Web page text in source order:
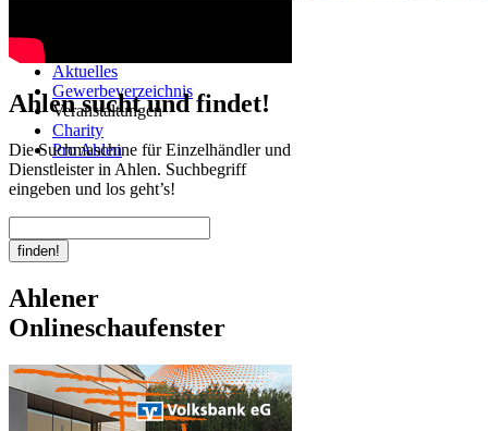
Aktuelles
Gewerbeverzeichnis
Veranstaltungen
Charity
Pro Ahlen
Ahlen sucht und findet!
Die Suchmaschine für Einzelhändler und
Dienstleister in Ahlen. Suchbegriff
eingeben und los geht’s!
Ahlener
Onlineschaufenster